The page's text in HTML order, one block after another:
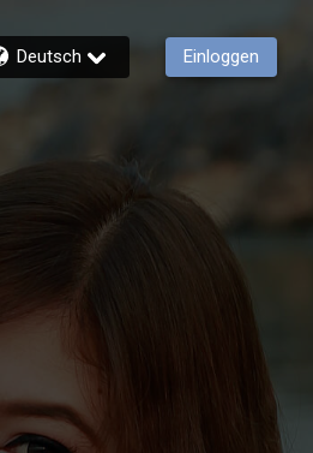
Deutsch Einloggen